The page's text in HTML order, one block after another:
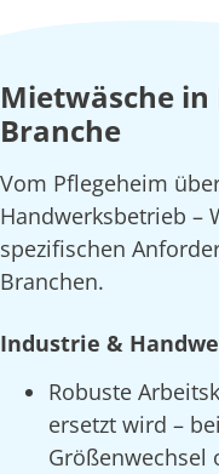
Mietwäsche in
Branche
Vom Pflegeheim
Handwerksbetrieb –
spezifischen
Branchen.
Industrie &
Robuste
ersetzt wird –
Größenwechsel